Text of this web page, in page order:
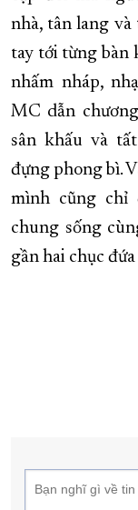
nhà, tân lang
tay tới từng bàn
nhấm nháp,
MC dẫn
sân khấu và
đựng phong bì.
mình cũng chỉ
chung sống
gần hai chục